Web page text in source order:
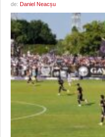
de: Daniel Neacșu